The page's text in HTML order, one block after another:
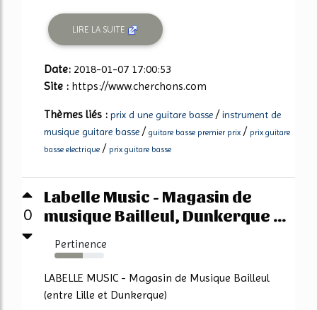
LIRE LA SUITE
Date: 2018-01-07 17:00:53
Site : https://www.cherchons.com
Thèmes liés : prix d une guitare basse /instrument de
musique guitare basse / guitare basse premier prix / prix guitare
basse electrique / prix guitare basse
0
Labelle Music - Magasin de
musique Bailleul, Dunkerque ...
Pertinence
57%
LABELLE MUSIC - Magasin de Musique Bailleul
(entre Lille et Dunkerque)